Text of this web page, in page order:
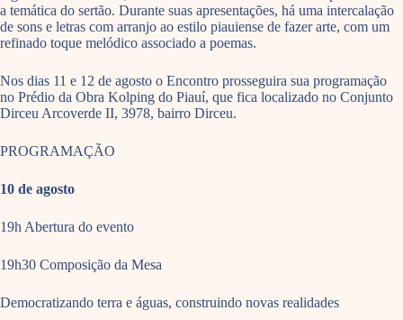
a temática do sertão. Durante suas apresentações, há uma intercalação
de sons e letras com arranjo ao estilo piauiense de fazer arte, com um
refinado toque melódico associado a poemas.
Nos dias 11 e 12 de agosto o Encontro prosseguira sua programação
no Prédio da Obra Kolping do Piauí, que fica localizado no Conjunto
Dirceu Arcoverde II, 3978, bairro Dirceu.
PROGRAMAÇÃO
10 de agosto
19h Abertura do evento
19h30 Composição da Mesa
Democratizando terra e águas, construindo novas realidades